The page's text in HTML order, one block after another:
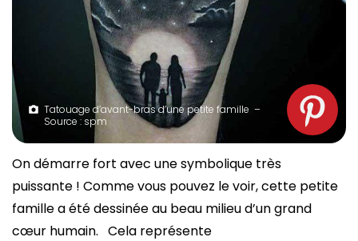
Tatouage d’avant-bras d’une petite famille –
Source : spm
On démarre fort avec une symbolique très
puissante ! Comme vous pouvez le voir, cette petite
famille a été dessinée au beau milieu d’un grand
cœur humain. Cela représente